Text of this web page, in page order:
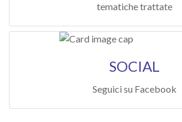
tematiche trattate
SOCIAL
Seguici su Facebook